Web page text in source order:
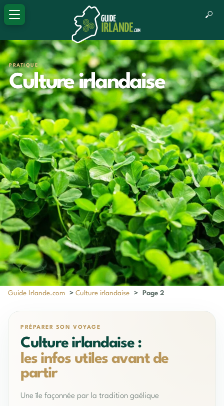
PRATIQUE
Culture irlandaise
Guide Irlande.com > Culture irlandaise > Page 2
PRÉPARER SON VOYAGE
Culture irlandaise :
les infos utiles avant de
partir
Une île façonnée par la tradition gaélique